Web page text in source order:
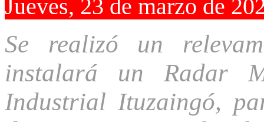
Jueves, 23 de marzo de
Se realizó un
instalará un Radar
Industrial Ituzaingó,